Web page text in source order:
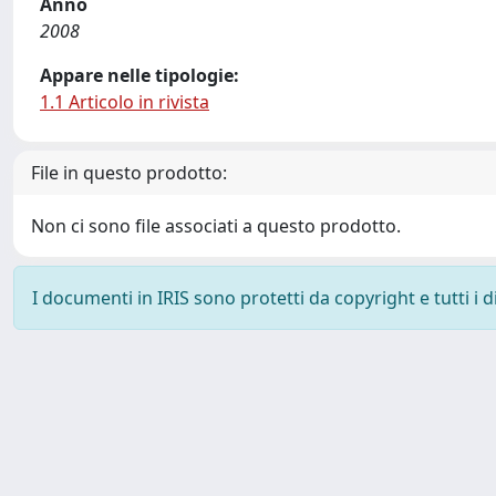
2008
Appare nelle tipologie:
1.1 Articolo in rivista
File in questo prodotto:
Non ci sono file associati a questo prodotto.
I documenti in IRIS sono protetti da copyright e tutti i